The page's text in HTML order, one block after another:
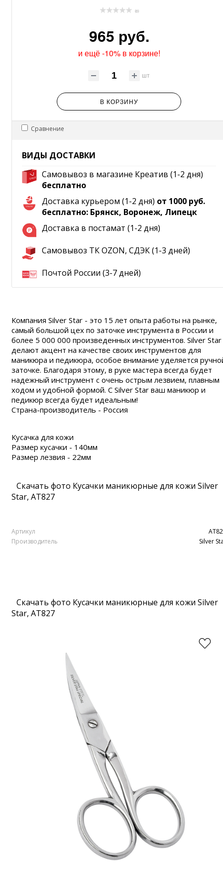
(0)
965 руб.
и ещё -10% в корзине!
шт
В КОРЗИНУ
Сравнение
ВИДЫ ДОСТАВКИ
Самовывоз в магазине Креатив (1-2 дня)
бесплатно
Доставка курьером (1-2 дня) от 1000 руб.
бесплатно: Брянск, Воронеж, Липецк
Доставка в постамат (1-2 дня)
Самовывоз ТК OZON, СДЭК (1-3 дней)
Почтой России (3-7 дней)
Компания Silver Star - это 15 лет опыта работы на рынке,
самый большой цех по заточке инструмента в России и
более 5 000 000 произведенных инструментов. Silver Star
делают акцент на качестве своих инструментов для
маникюра и педикюра, особое внимание уделяется
заточке. Благодаря этому, в руке мастера всегда будет
надежный инструмент с очень острым лезвием, плавным
ходом и удобной формой. С Silver Star ваш маникюр и
педикюр всегда будет идеальным!
Страна-производитель - Россия
Кусачка для кожи
Размер кусачки - 140мм
Размер лезвия - 22мм
Скачать фото Кусачки маникюрные для кожи Silver
Star, АТ827
Артикул
Производитель
Silver
Скачать фото Кусачки маникюрные для кожи Silver
Star, АТ827